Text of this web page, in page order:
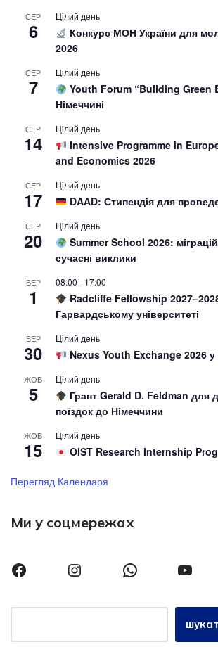
СЕР
6
Цілий день
Конкурс МОН України для
2026
СЕР
7
Цілий день
Youth Forum “Building Green
Німеччині
СЕР
14
Цілий день
Intensive Programme in
and Economics 2026
СЕР
17
Цілий день
DAAD: Стипендія для
СЕР
20
Цілий день
Summer School 2026:
сучасні виклики
ВЕР
1
08:00 - 17:00
Radcliffe Fellowship
Гарвардському університеті
ВЕР
30
Цілий день
Nexus Youth Exchange 2026
ЖОВ
5
Цілий день
Грант Gerald D. Feldman для
поїздок до Німеччини
ЖОВ
15
Цілий день
OIST Research Internship
Перегляд Календаря
Ми у соцмережах